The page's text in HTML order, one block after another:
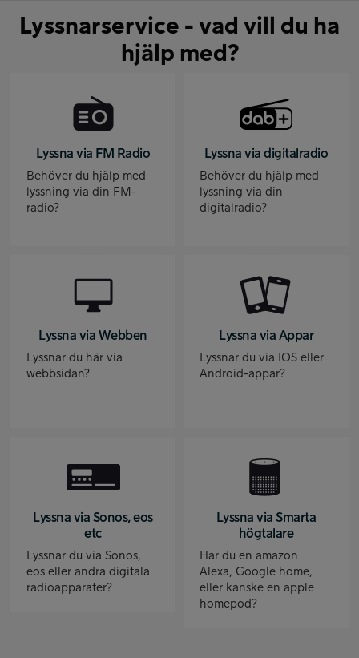
Lyssnarservice - vad vill du ha
hjälp med?
Lyssna via FM Radio
Behöver du hjälp med
lyssning via din FM-
radio?
Lyssna via digitalradio
Behöver du hjälp med
lyssning via din
digitalradio?
Lyssna via Webben
Lyssnar du här via
webbsidan?
Lyssna via Appar
Lyssnar du via IOS eller
Android-appar?
Lyssna via Sonos, eos
etc
Lyssnar du via Sonos,
eos eller andra digitala
radioapparater?
Lyssna via Smarta
högtalare
Har du en amazon
Alexa, Google home,
eller kanske en apple
homepod?